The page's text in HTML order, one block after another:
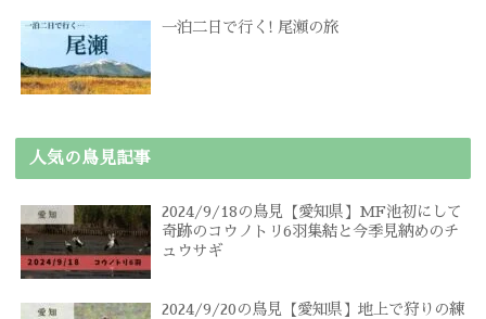
一泊二日で行く! 尾瀬の旅
人気の鳥見記事
2024/9/18の鳥見【愛知県】MF池初にして
奇跡のコウノトリ6羽集結と今季見納めのチ
ュウサギ
2024/9/20の鳥見【愛知県】地上で狩りの練